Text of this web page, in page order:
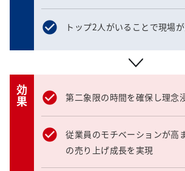
トップ2人がいることで現場
効果 第二象限の時間を確保し理念
従業員のモチベーションが高
の売り上げ成長を実現